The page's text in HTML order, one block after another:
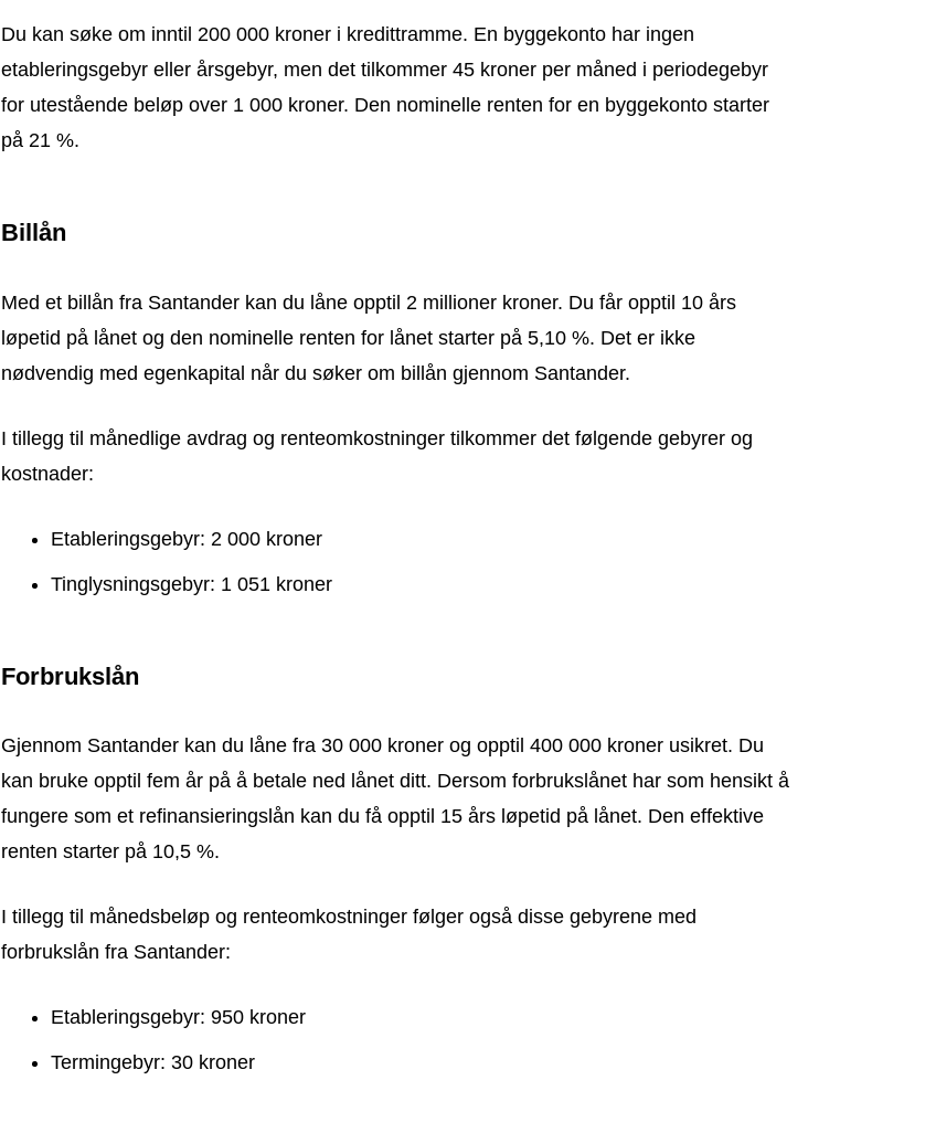
Du kan søke om inntil 200 000 kroner i kredittramme. En byggekonto har ingen
etableringsgebyr eller årsgebyr, men det tilkommer 45 kroner per måned i periodegebyr
for utestående beløp over 1 000 kroner. Den nominelle renten for en byggekonto starter
på 21 %.
Billån
Med et billån fra Santander kan du låne opptil 2 millioner kroner. Du får opptil 10 års
løpetid på lånet og den nominelle renten for lånet starter på 5,10 %. Det er ikke
nødvendig med egenkapital når du søker om billån gjennom Santander.
I tillegg til månedlige avdrag og renteomkostninger tilkommer det følgende gebyrer og
kostnader:
Etableringsgebyr: 2 000 kroner
Tinglysningsgebyr: 1 051 kroner
Forbrukslån
Gjennom Santander kan du låne fra 30 000 kroner og opptil 400 000 kroner usikret. Du
kan bruke opptil fem år på å betale ned lånet ditt. Dersom forbrukslånet har som hensikt å
fungere som et refinansieringslån kan du få opptil 15 års løpetid på lånet. Den effektive
renten starter på 10,5 %.
I tillegg til månedsbeløp og renteomkostninger følger også disse gebyrene med
forbrukslån fra Santander:
Etableringsgebyr: 950 kroner
Termingebyr: 30 kroner